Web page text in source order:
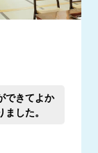
できてよか
した。